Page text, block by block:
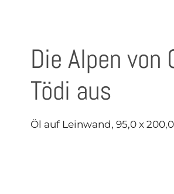
Die Alpen von
Tödi aus
Öl auf Leinwand, 95,0 x